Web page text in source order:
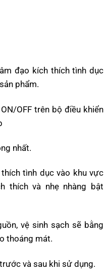
đạo kích thích tình dục
phẩm.
OFF trên bộ điều khiển
nhất.
tình dục vào khu vực
thích và nhẹ nhàng bật
vệ sinh sạch sẽ bằng
thoáng mát.
và sau khi sử dụng.